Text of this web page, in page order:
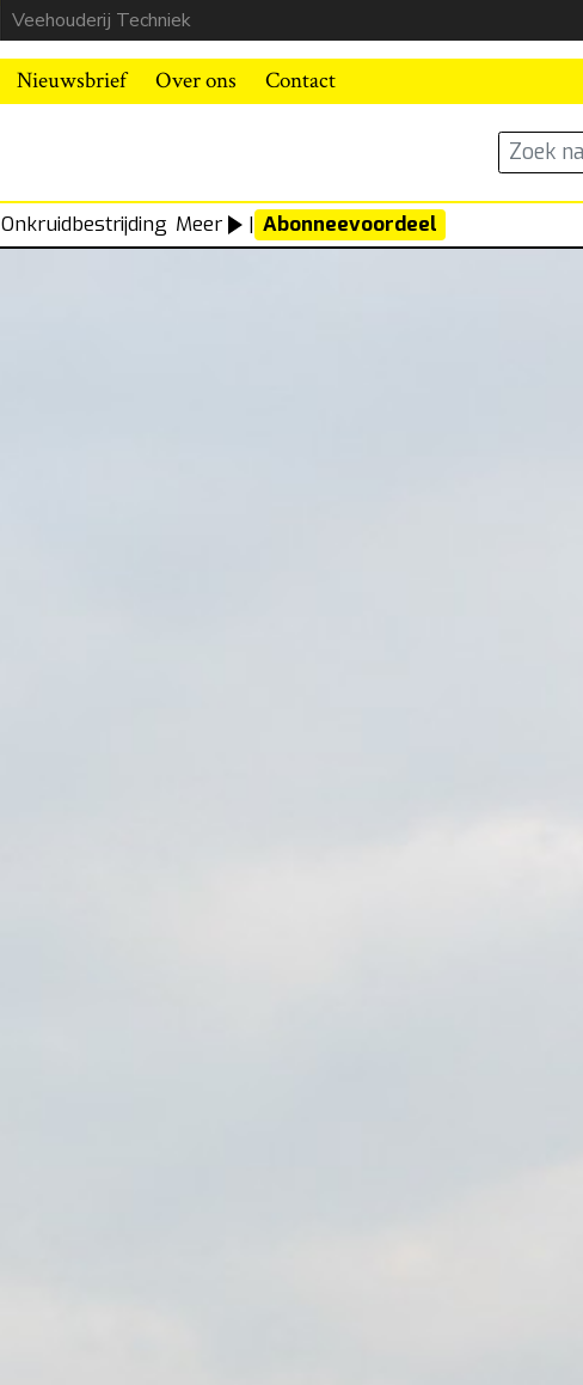
Veehouderij Techniek
Nieuwsbrief Over ons Contact
Onkruidbestrijding Meer | Abonneevoordeel